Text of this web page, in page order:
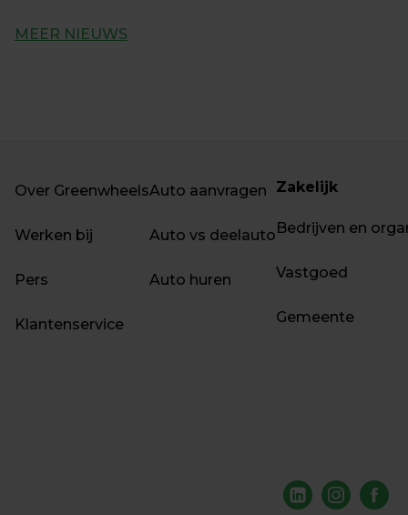
MEER NIEUWS
Over Greenwheels
Werken bij
Pers
Klantenservice
Auto aanvragen
Auto vs deelauto
Auto huren
Zakelijk
Bedrijven en
Vastgoed
Gemeente